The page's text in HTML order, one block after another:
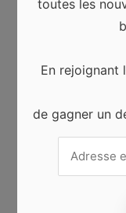
Adresse de
site web
prochain
toutes les
En rejoignant
de gagner un